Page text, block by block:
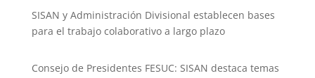
SISAN y Administración Divisional establecen bases
para el trabajo colaborativo a largo plazo
Consejo de Presidentes FESUC: SISAN destaca temas